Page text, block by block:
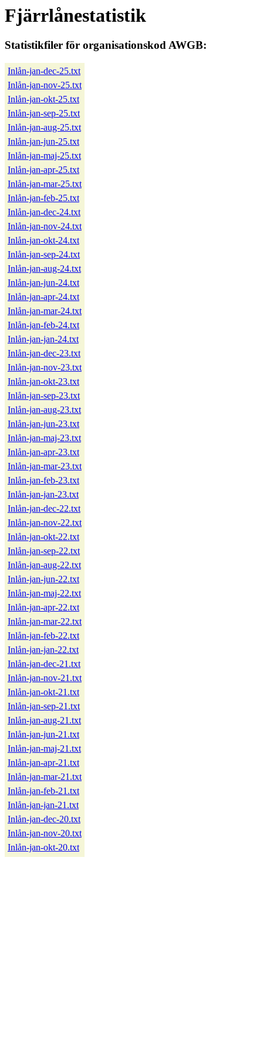
Fjärrlånestatistik
Statistikfiler för organisationskod AWGB:
Inlån-jan-dec-25.txt
Inlån-jan-nov-25.txt
Inlån-jan-okt-25.txt
Inlån-jan-sep-25.txt
Inlån-jan-aug-25.txt
Inlån-jan-jun-25.txt
Inlån-jan-maj-25.txt
Inlån-jan-apr-25.txt
Inlån-jan-mar-25.txt
Inlån-jan-feb-25.txt
Inlån-jan-dec-24.txt
Inlån-jan-nov-24.txt
Inlån-jan-okt-24.txt
Inlån-jan-sep-24.txt
Inlån-jan-aug-24.txt
Inlån-jan-jun-24.txt
Inlån-jan-apr-24.txt
Inlån-jan-mar-24.txt
Inlån-jan-feb-24.txt
Inlån-jan-jan-24.txt
Inlån-jan-dec-23.txt
Inlån-jan-nov-23.txt
Inlån-jan-okt-23.txt
Inlån-jan-sep-23.txt
Inlån-jan-aug-23.txt
Inlån-jan-jun-23.txt
Inlån-jan-maj-23.txt
Inlån-jan-apr-23.txt
Inlån-jan-mar-23.txt
Inlån-jan-feb-23.txt
Inlån-jan-jan-23.txt
Inlån-jan-dec-22.txt
Inlån-jan-nov-22.txt
Inlån-jan-okt-22.txt
Inlån-jan-sep-22.txt
Inlån-jan-aug-22.txt
Inlån-jan-jun-22.txt
Inlån-jan-maj-22.txt
Inlån-jan-apr-22.txt
Inlån-jan-mar-22.txt
Inlån-jan-feb-22.txt
Inlån-jan-jan-22.txt
Inlån-jan-dec-21.txt
Inlån-jan-nov-21.txt
Inlån-jan-okt-21.txt
Inlån-jan-sep-21.txt
Inlån-jan-aug-21.txt
Inlån-jan-jun-21.txt
Inlån-jan-maj-21.txt
Inlån-jan-apr-21.txt
Inlån-jan-mar-21.txt
Inlån-jan-feb-21.txt
Inlån-jan-jan-21.txt
Inlån-jan-dec-20.txt
Inlån-jan-nov-20.txt
Inlån-jan-okt-20.txt